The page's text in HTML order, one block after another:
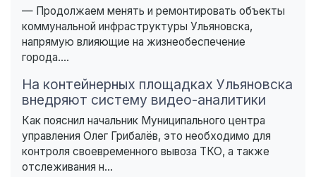
— Продолжаем менять и ремонтировать объекты
коммунальной инфраструктуры Ульяновска,
напрямую влияющие на жизнеобеспечение
города....
На контейнерных площадках Ульяновска
внедряют систему видео-аналитики
Как пояснил начальник Муниципального центра
управления Олег Грибалёв, это необходимо для
контроля своевременного вывоза ТКО, а также
отслеживания н...